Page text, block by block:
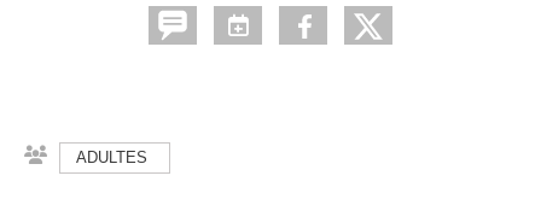
ADULTES